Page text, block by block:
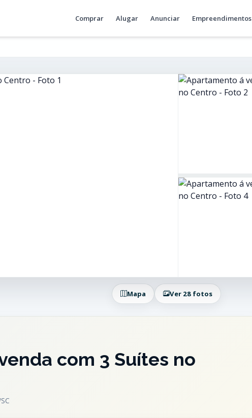
Comprar Alugar Anunciar Empreendimentos
Mapa Ver 28 fotos
com 3 Suítes no